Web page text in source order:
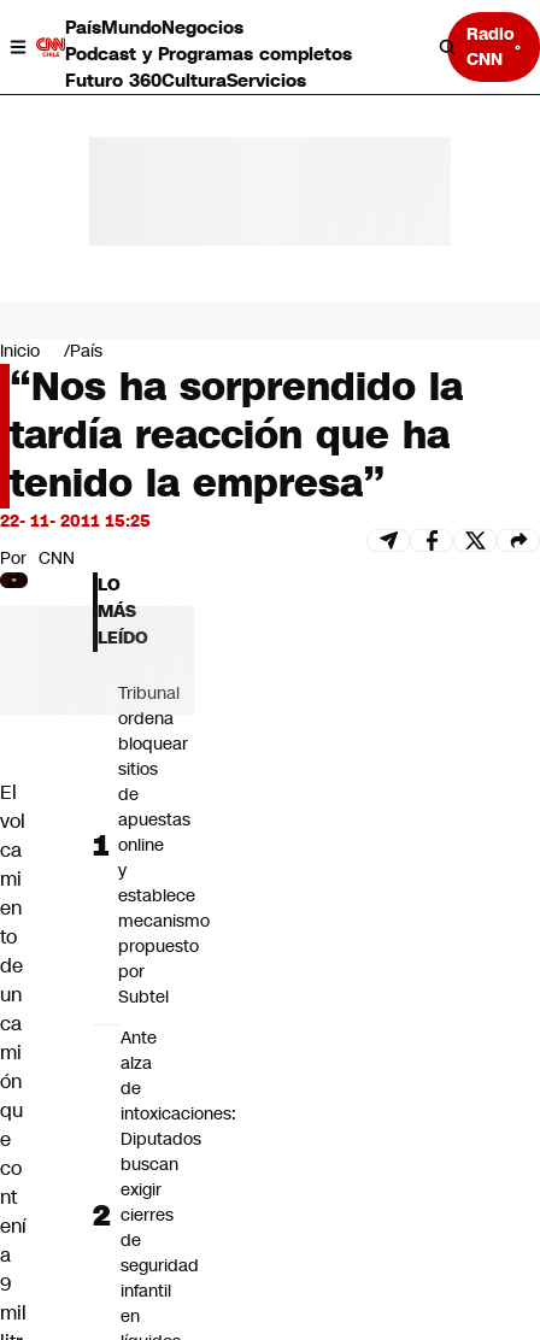
PaísMundoNegocios
Podcast y Programas completos
Futuro 360CulturaServicios
Radio
CNN
Negocios
Deportes
Programas completos
Cultura
Servicios
Bits
CNN tiempo
Futuro 360
Opinión
Inicio País
“Nos ha sorprendido la
tardía reacción que ha
tenido la empresa”
22- 11- 2011 15:25
Por CNN
El
vol
ca
mi
en
to
de
un
ca
mi
ón
qu
e
co
nt
ení
a
9
mil
LO
MÁS
LEÍDO
Tribunal
ordena
bloquear
sitios
de
apuestas
online
y
establece
mecanismo
propuesto
por
Subtel
Ante
alza
de
intoxicaciones:
Diputados
buscan
exigir
cierres
de
seguridad
infantil
en